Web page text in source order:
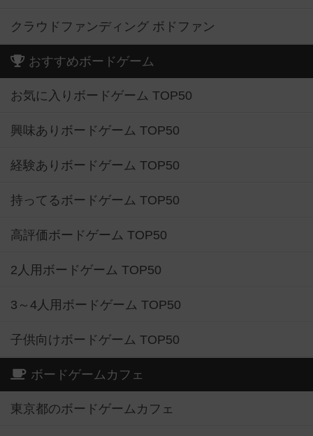
クラウドファンディング ボドファン
おすすめボードゲーム
お気に入りボードゲーム TOP50
興味ありボードゲーム TOP50
経験ありボードゲーム TOP50
持ってるボードゲーム TOP50
高評価ボードゲーム TOP50
2人用ボードゲーム TOP50
3～4人用ボードゲーム TOP50
子供向けボードゲーム TOP50
ボードゲームカフェ
東京都のボードゲームカフェ